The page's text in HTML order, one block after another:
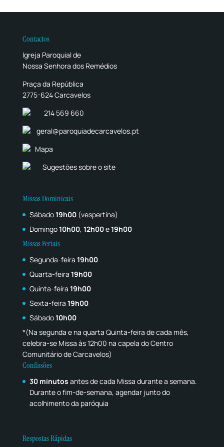
Contactos
Igreja Paroquial de
Nossa Senhora dos Remédios
Praça da República
2775-624 Carcavelos
214 569 660
geral@paroquiadecarcavelos.pt
Mapa
Sugestões sobre o site
Missas Dominicais
Sábado19h00(vespertina)
Domingo10h00, 12h00e19h00
Missas Feriais
Segunda-feira 19h00
Quarta-feira 19h00
Quinta-feira 19h00
Sexta-feira 19h00
Sábado10h00
*(Na segunda e na quarta Quinta-feira de cada mês,
celebra-se Missa às 12h00 na capela do Centro
Comunitário de Carcavelos)
Confissões
30 minutos antes de cada Missa durante a semana.
Durante o fim-de-semana, agendar junto do
acolhimento da paróquia
Respostas Rápidas